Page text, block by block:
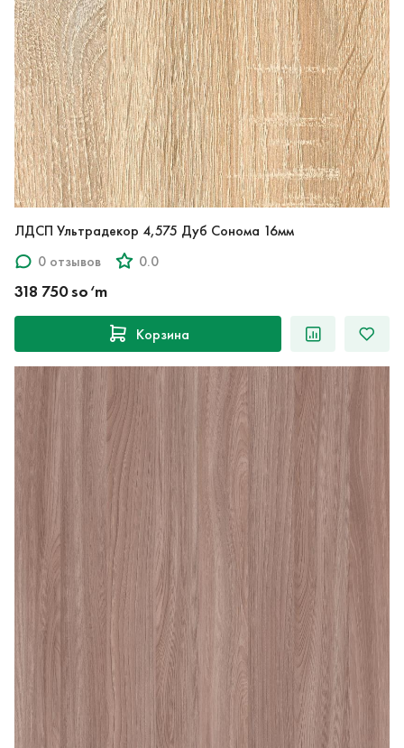
ЛДСП Ультрадекор 4,575 Дуб Cонома 16мм
0 отзывов
0.0
318 750 so‘m
Корзина